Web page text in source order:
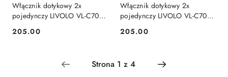
Włącznik dotykowy 2x
pojedynczy LIVOLO VL-C7011
Cena:
205.00
Włącznik dotykowy 2x
pojedynczy LIVOLO VL-C7011
Cena:
205.00